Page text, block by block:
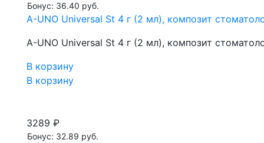
Бонус: 36.40 руб.
A-UNO Universal St 4 г (2 мл), композит
A-UNO Universal St 4 г (2 мл), композит
В корзину
В корзину
3289 ₽
Бонус: 32.89 руб.